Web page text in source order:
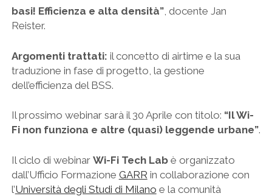
basi! Efficienza e alta densità”, docente Jan
Reister.
Argomenti trattati: il concetto di airtime e la sua
traduzione in fase di progetto, la gestione
dell’efficienza del BSS.
Il prossimo webinar sarà il 30 Aprile con titolo: “Il Wi-
Fi non funziona e altre (quasi) leggende urbane”.
Il ciclo di webinar Wi-Fi Tech Labè organizzato
dall’Ufficio Formazione GARR in collaborazione con
l’Università degli Studi di Milano e la comunità